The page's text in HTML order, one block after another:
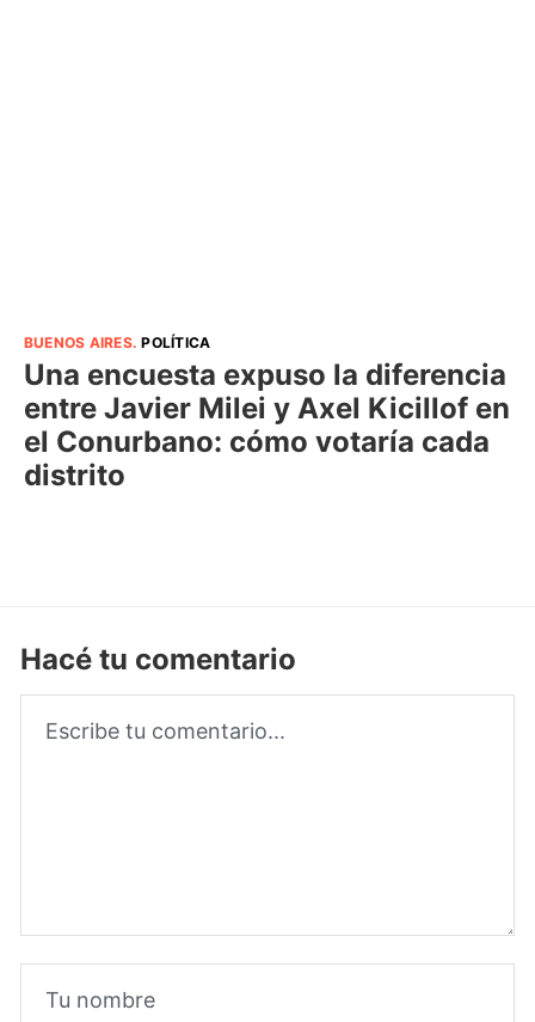
BUENOS AIRES.POLÍTICA
Una encuesta expuso la diferencia
entre Javier Milei y Axel Kicillof en
el Conurbano: cómo votaría cada
distrito
Hacé tu comentario